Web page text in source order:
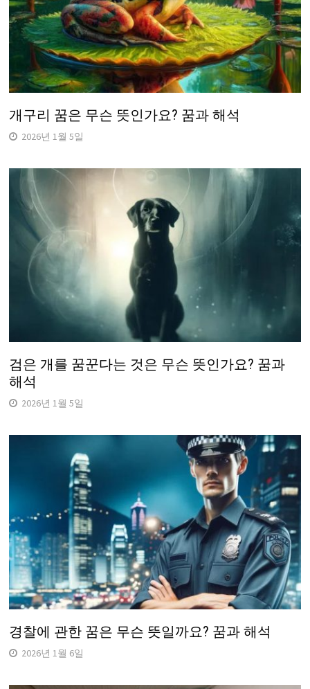
개구리 꿈은 무슨 뜻인가요? 꿈과 해석
2026년 1월 5일
검은 개를 꿈꾼다는 것은 무슨 뜻인가요? 꿈과
해석
2026년 1월 5일
경찰에 관한 꿈은 무슨 뜻일까요? 꿈과 해석
2026년 1월 6일